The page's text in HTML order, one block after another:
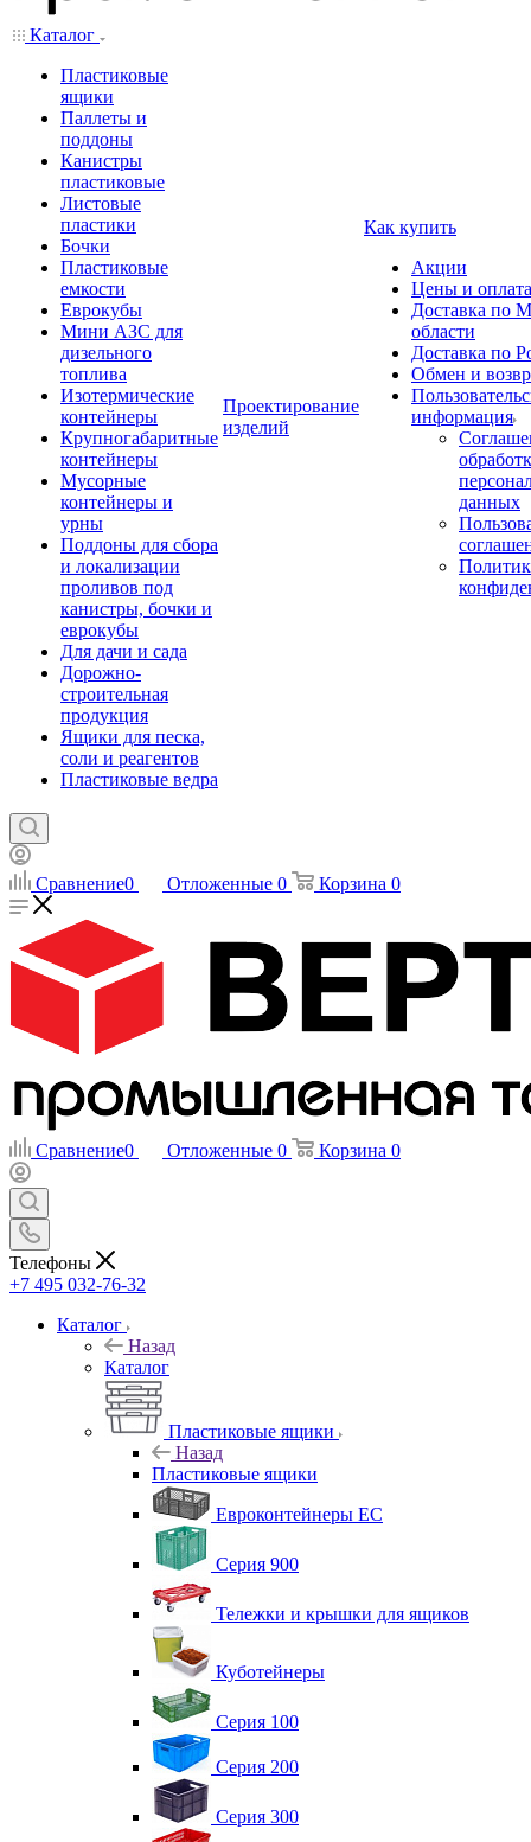
Каталог
Пластиковые
ящики
Паллеты и
поддоны
Канистры
пластиковые
Листовые
пластики
Бочки
Пластиковые
емкости
Еврокубы
Мини АЗС для
дизельного
топлива
Изотермические
контейнеры
Крупногабаритные
контейнеры
Мусорные
контейнеры и
урны
Поддоны для сбора
и локализации
проливов под
канистры, бочки и
еврокубы
Для дачи и сада
Дорожно-
строительная
продукция
Ящики для песка,
соли и реагентов
Пластиковые ведра
Проектирование
изделий
Как купить
Акции
Цены и оплата
Доставка по
области
Доставка по
Обмен и
информация
данных
Сравнение0 Отложенные 0 Корзина 0
Сравнение0 Отложенные 0 Корзина 0
Телефоны
+7 495 032-76-32
Каталог
Назад
Каталог
Пластиковые ящики
Назад
Пластиковые ящики
Евроконтейнеры ЕС
Серия 900
Тележки и крышки для ящиков
Куботейнеры
Серия 100
Серия 200
Серия 300